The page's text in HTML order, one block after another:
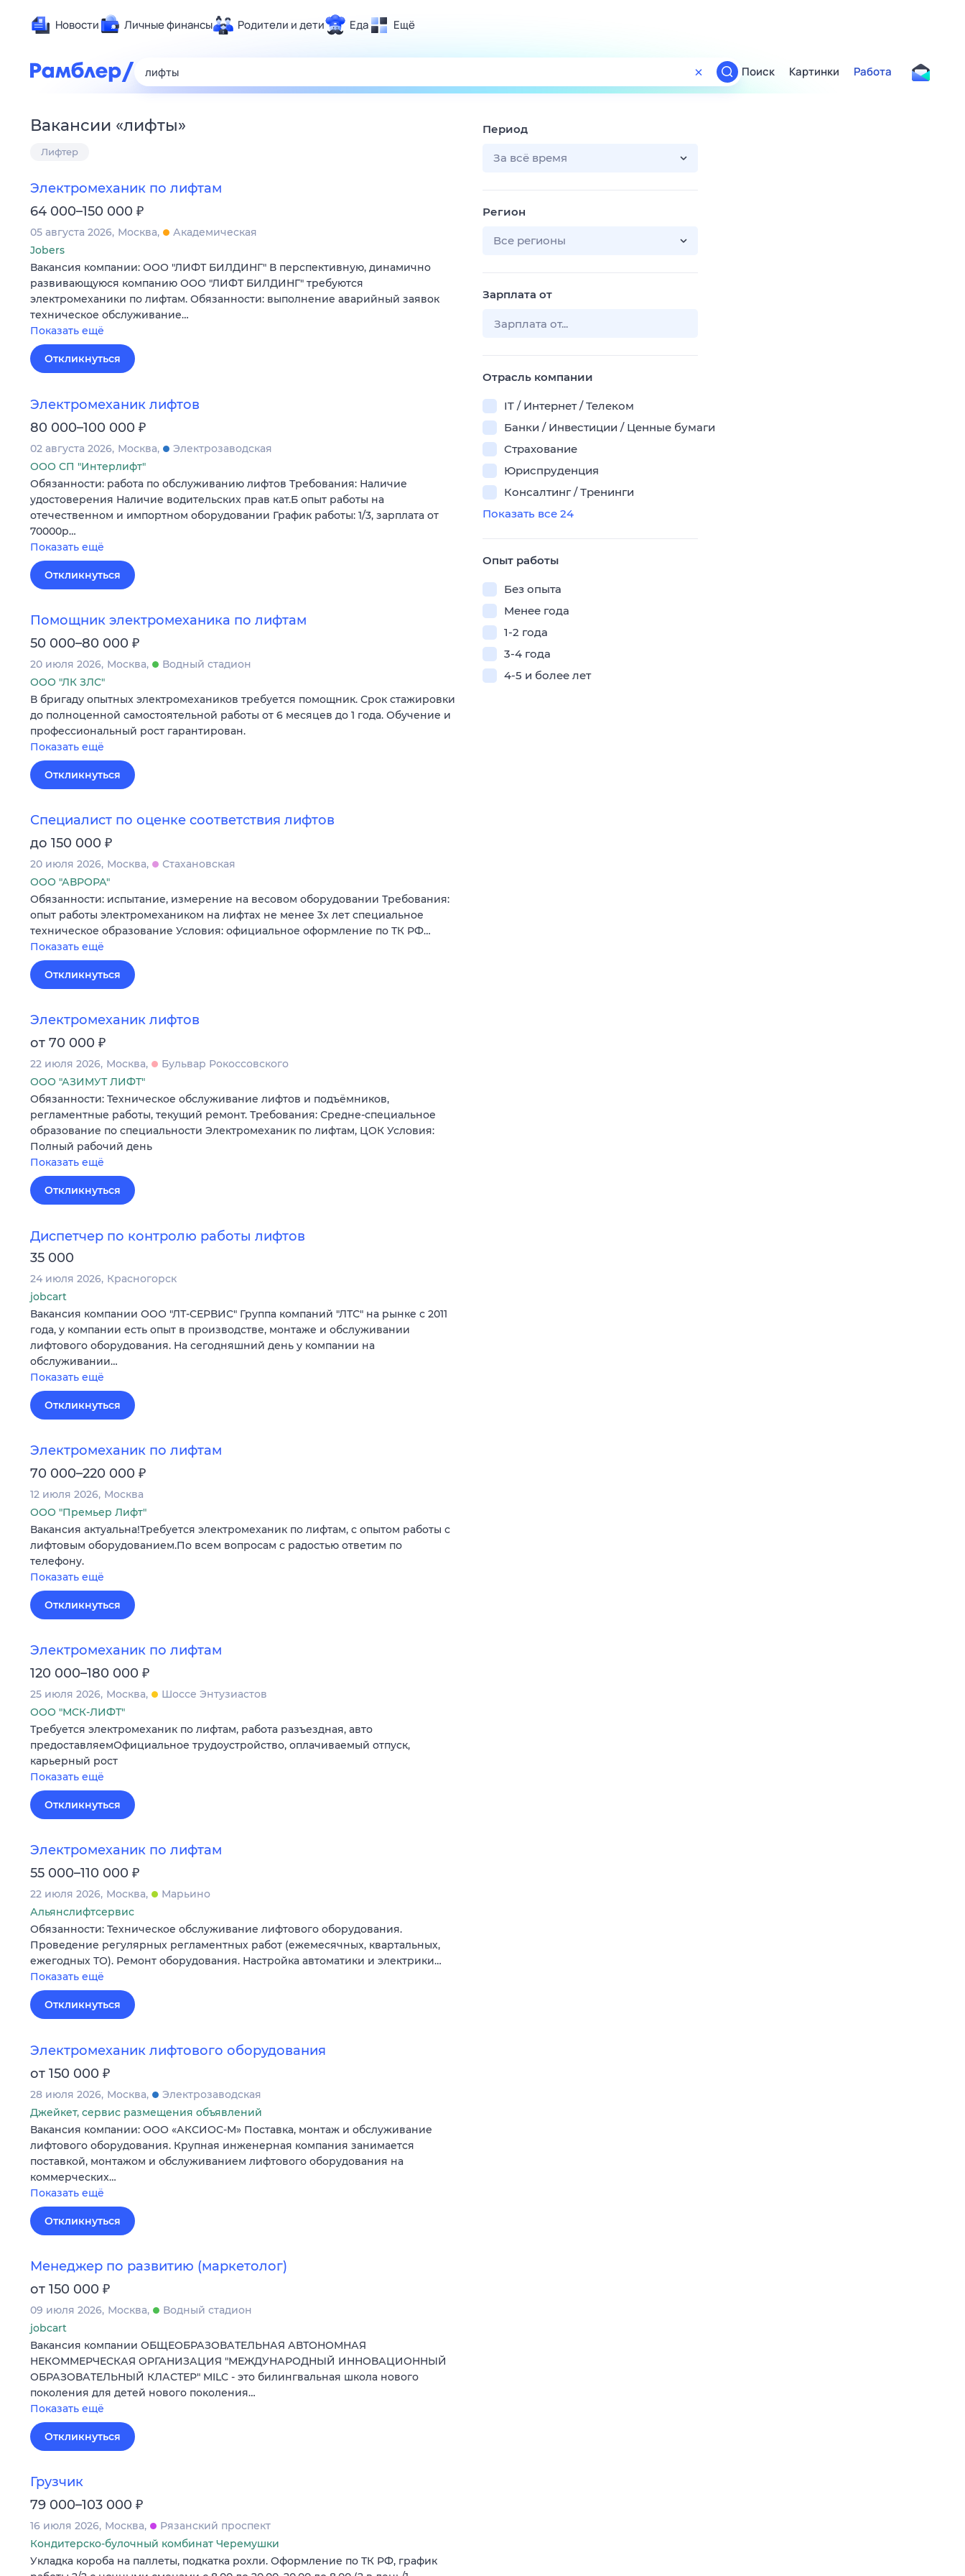
Новости Личные финансы Родители и дети Еда Ещё
Развлечения и отдых
Гороскопы
Поиск
ТВ-программа
Поиск Картинки Работа
Вакансии «лифты»
Лифтер
Электромеханик по лифтам
64 000–150 000 ₽
05 августа 2026 Москва
Академическая
Jobers
Вакансия компании: ООО "ЛИФТ БИЛДИНГ" В перспективную, динамично
развивающуюся компанию ООО "ЛИФТ БИЛДИНГ" требуются
электромеханики по лифтам. Обязанности: выполнение аварийный заявок
техническое обслуживание…
Показать ещё
Откликнуться
Электромеханик лифтов
80 000–100 000 ₽
02 августа 2026 Москва
Электрозаводская
ООО СП "Интерлифт"
Обязанности: работа по обслуживанию лифтов Требования: Наличие
удостоверения Наличие водительских прав кат.Б опыт работы на
отечественном и импортном оборудовании График работы: 1/3, зарплата от
70000р…
Показать ещё
Откликнуться
Помощник электромеханика по лифтам
50 000–80 000 ₽
20 июля 2026 Москва
Водный стадион
ООО "ЛК ЗЛС"
В бригаду опытных электромехаников требуется помощник. Срок стажировки
до полноценной самостоятельной работы от 6 месяцев до 1 года. Обучение и
профессиональный рост гарантирован.
Показать ещё
Откликнуться
Специалист по оценке соответствия лифтов
до 150 000 ₽
20 июля 2026 Москва
Стахановская
ООО "АВРОРА"
Обязанности: испытание, измерение на весовом оборудовании Требования:
опыт работы электромехаником на лифтах не менее 3х лет специальное
техническое образование Условия: официальное оформление по ТК РФ…
Показать ещё
Откликнуться
Электромеханик лифтов
от 70 000 ₽
22 июля 2026 Москва
Бульвар Рокоссовского
ООО "АЗИМУТ ЛИФТ"
Обязанности: Техническое обслуживание лифтов и подъёмников,
регламентные работы, текущий ремонт. Требования: Средне-специальное
образование по специальности Электромеханик по лифтам, ЦОК Условия:
Полный рабочий день
Показать ещё
Откликнуться
Диспетчер по контролю работы лифтов
35 000
24 июля 2026 Красногорск
jobcart
Вакансия компании ООО "ЛТ-СЕРВИС" Группа компаний "ЛТС" на рынке с 2011
года, у компании есть опыт в производстве, монтаже и обслуживании
лифтового оборудования. На сегодняшний день у компании на
обслуживании…
Показать ещё
Откликнуться
Электромеханик по лифтам
70 000–220 000 ₽
12 июля 2026 Москва
ООО "Премьер Лифт"
Вакансия актуальна!Требуется электромеханик по лифтам, с опытом работы с
лифтовым оборудованием.По всем вопросам с радостью ответим по
телефону.
Показать ещё
Откликнуться
Электромеханик по лифтам
120 000–180 000 ₽
25 июля 2026 Москва
Шоссе Энтузиастов
ООО "МСК-ЛИФТ"
Требуется электромеханик по лифтам, работа разъездная, авто
предоставляемОфициальное трудоустройство, оплачиваемый отпуск,
карьерный рост
Показать ещё
Откликнуться
Электромеханик по лифтам
55 000–110 000 ₽
22 июля 2026 Москва
Марьино
Альянслифтсервис
Обязанности: Техническое обслуживание лифтового оборудования.
Проведение регулярных регламентных работ (ежемесячных, квартальных,
ежегодных ТО). Ремонт оборудования. Настройка автоматики и электрики…
Показать ещё
Откликнуться
Электромеханик лифтового оборудования
от 150 000 ₽
28 июля 2026 Москва
Электрозаводская
Джейкет, сервис размещения объявлений
Вакансия компании: ООО «АКСИОС-М» Поставка, монтаж и обслуживание
лифтового оборудования. Крупная инженерная компания занимается
поставкой, монтажом и обслуживанием лифтового оборудования на
коммерческих…
Показать ещё
Откликнуться
Менеджер по развитию (маркетолог)
от 150 000 ₽
09 июля 2026 Москва
Водный стадион
jobcart
Вакансия компании ОБЩЕОБРАЗОВАТЕЛЬНАЯ АВТОНОМНАЯ
НЕКОММЕРЧЕСКАЯ ОРГАНИЗАЦИЯ "МЕЖДУНАРОДНЫЙ ИННОВАЦИОННЫЙ
ОБРАЗОВАТЕЛЬНЫЙ КЛАСТЕР" MILC - это билингвальная школа нового
поколения для детей нового поколения…
Показать ещё
Откликнуться
Грузчик
79 000–103 000 ₽
16 июля 2026 Москва
Рязанский проспект
Кондитерско-булочный комбинат Черемушки
Укладка короба на паллеты, подкатка рохли. Оформление по ТК РФ, график
Период
За всё время
Регион
Все регионы
Зарплата от
Отрасль компании
IT / Интернет / Телеком
Банки / Инвестиции / Ценные бумаги
Страхование
Юриспруденция
Консалтинг / Тренинги
Показать все 24
Опыт работы
Без опыта
Менее года
1-2 года
3-4 года
4-5 и более лет